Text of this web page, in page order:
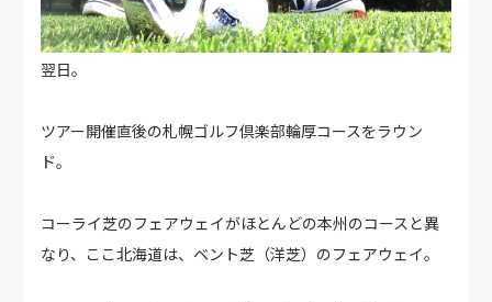
翌日。
ツアー開催直後の札幌ゴルフ倶楽部輪厚コースをラウン
ド。
コーライ芝のフェアウェイがほとんどの本州のコースと異
なり、ここ北海道は、ベント芝（洋芝）のフェアウェイ。